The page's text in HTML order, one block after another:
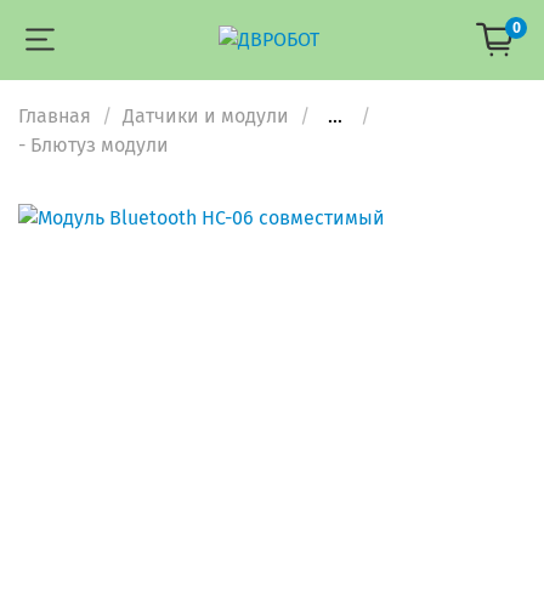
0
Главная Датчики и модули
...
- Блютуз модули